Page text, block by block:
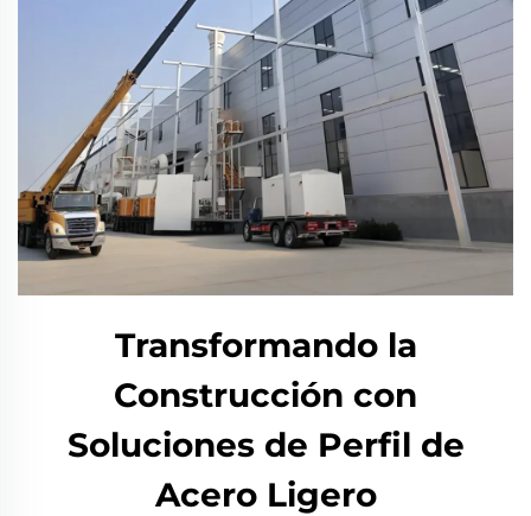
Transformando la
Construcción con
Soluciones de Perfil de
Acero Ligero